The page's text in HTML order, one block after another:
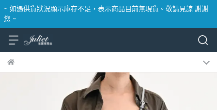
~ 如遇供貨狀況顯示庫存不足，表示商品目前無現貨。敬請見諒 謝謝
您 ~